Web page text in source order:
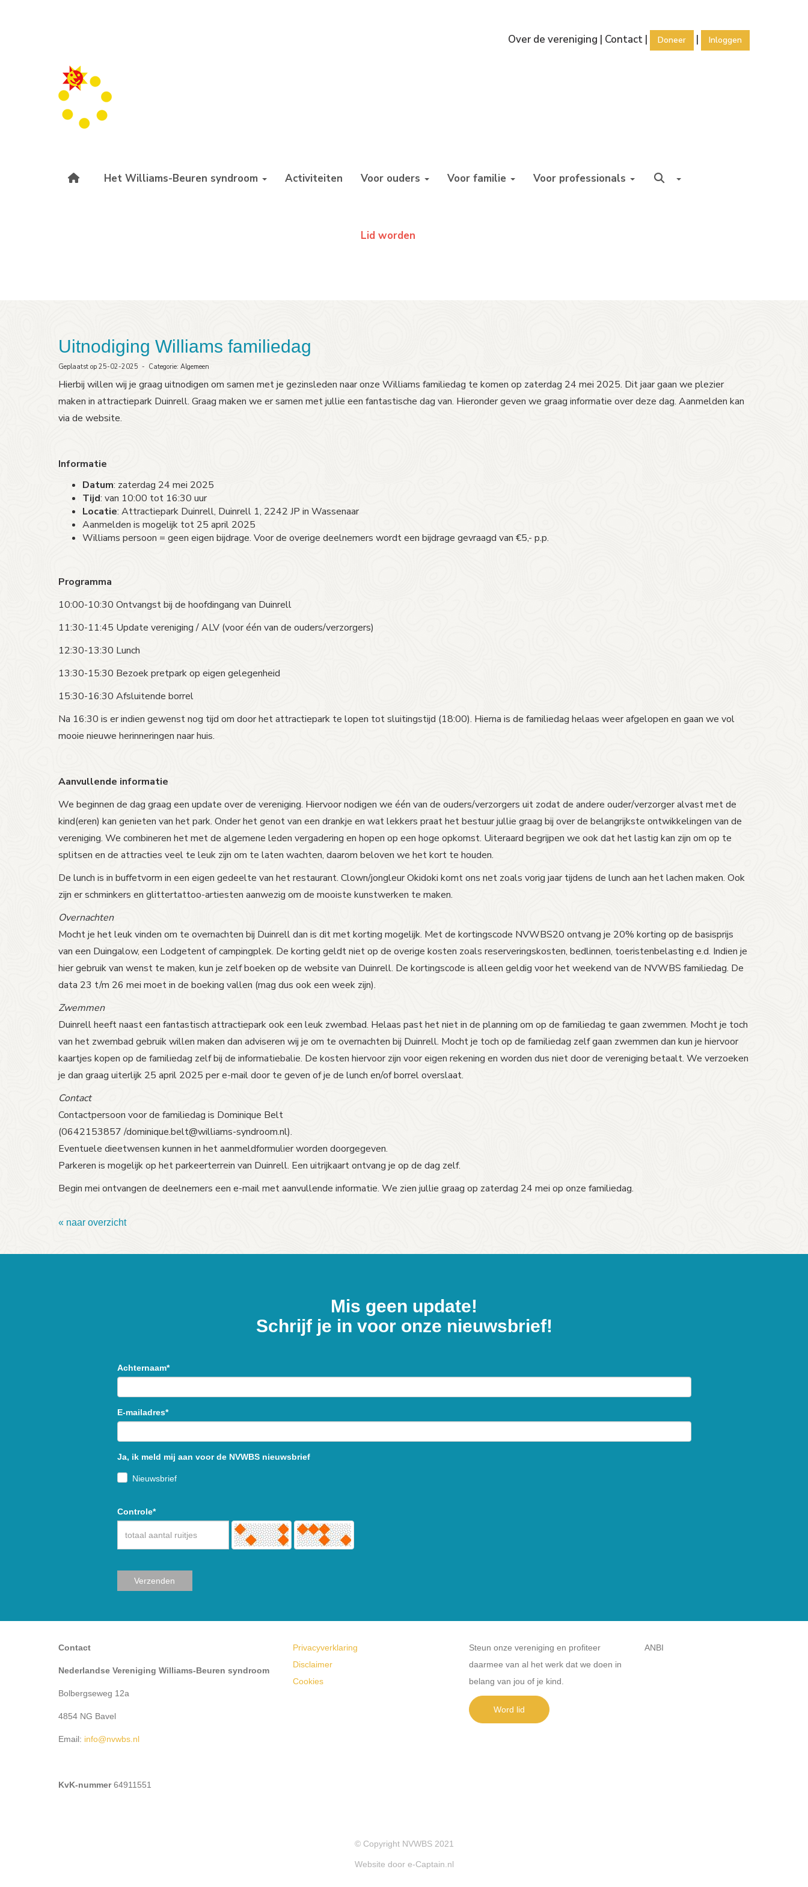
Over de vereniging | Contact | Doneer | Inloggen
Het Williams-Beuren syndroom Activiteiten Voor ouders Voor familie Voor professionals
Lid worden
Uitnodiging Williams familiedag
Geplaatst op 25-02-2025 - Categorie: Algemeen
Hierbij willen wij je graag uitnodigen om samen met je gezinsleden naar onze Williams familiedag te komen op zaterdag 24 mei 2025. Dit jaar gaan we plezier
maken in attractiepark Duinrell. Graag maken we er samen met jullie een fantastische dag van. Hieronder geven we graag informatie over deze dag. Aanmelden kan
via de website.
Informatie
Datum: zaterdag 24 mei 2025
Tijd: van 10:00 tot 16:30 uur
Locatie: Attractiepark Duinrell, Duinrell 1, 2242 JP in Wassenaar
Aanmelden is mogelijk tot 25 april 2025
Williams persoon = geen eigen bijdrage. Voor de overige deelnemers wordt een bijdrage gevraagd van €5,- p.p.
Programma
10:00-10:30 Ontvangst bij de hoofdingang van Duinrell
11:30-11:45 Update vereniging / ALV (voor één van de ouders/verzorgers)
12:30-13:30 Lunch
13:30-15:30 Bezoek pretpark op eigen gelegenheid
15:30-16:30 Afsluitende borrel
Na 16:30 is er indien gewenst nog tijd om door het attractiepark te lopen tot sluitingstijd (18:00). Hierna is de familiedag helaas weer afgelopen en gaan we vol
mooie nieuwe herinneringen naar huis.
Aanvullende informatie
We beginnen de dag graag een update over de vereniging. Hiervoor nodigen we één van de ouders/verzorgers uit zodat de andere ouder/verzorger alvast met de
kind(eren) kan genieten van het park. Onder het genot van een drankje en wat lekkers praat het bestuur jullie graag bij over de belangrijkste ontwikkelingen van de
vereniging. We combineren het met de algemene leden vergadering en hopen op een hoge opkomst. Uiteraard begrijpen we ook dat het lastig kan zijn om op te
splitsen en de attracties veel te leuk zijn om te laten wachten, daarom beloven we het kort te houden.
De lunch is in buffetvorm in een eigen gedeelte van het restaurant. Clown/jongleur Okidoki komt ons net zoals vorig jaar tijdens de lunch aan het lachen maken. Ook
zijn er schminkers en glittertattoo-artiesten aanwezig om de mooiste kunstwerken te maken.
Overnachten
Mocht je het leuk vinden om te overnachten bij Duinrell dan is dit met korting mogelijk. Met de kortingscode NVWBS20 ontvang je 20% korting op de basisprijs
van een Duingalow, een Lodgetent of campingplek. De korting geldt niet op de overige kosten zoals reserveringskosten, bedlinnen, toeristenbelasting e.d. Indien je
hier gebruik van wenst te maken, kun je zelf boeken op de website van Duinrell. De kortingscode is alleen geldig voor het weekend van de NVWBS familiedag. De
data 23 t/m 26 mei moet in de boeking vallen (mag dus ook een week zijn).
Zwemmen
Duinrell heeft naast een fantastisch attractiepark ook een leuk zwembad. Helaas past het niet in de planning om op de familiedag te gaan zwemmen. Mocht je toch
van het zwembad gebruik willen maken dan adviseren wij je om te overnachten bij Duinrell. Mocht je toch op de familiedag zelf gaan zwemmen dan kun je hiervoor
kaartjes kopen op de familiedag zelf bij de informatiebalie. De kosten hiervoor zijn voor eigen rekening en worden dus niet door de vereniging betaalt. We verzoeken
je dan graag uiterlijk 25 april 2025 per e-mail door te geven of je de lunch en/of borrel overslaat.
Contact
Contactpersoon voor de familiedag is Dominique Belt
(0642153857tleb.euqinimod/@williams-syndroom.nl).
Eventuele dieetwensen kunnen in het aanmeldformulier worden doorgegeven.
Parkeren is mogelijk op het parkeerterrein van Duinrell. Een uitrijkaart ontvang je op de dag zelf.
Begin mei ontvangen de deelnemers een e-mail met aanvullende informatie. We zien jullie graag op zaterdag 24 mei op onze familiedag.
« naar overzicht
Mis geen update!
Schrijf je in voor onze nieuwsbrief!
Achternaam*
E-mailadres*
Ja, ik meld mij aan voor de NVWBS nieuwsbrief
Nieuwsbrief
Controle*
Verzenden
Contact
Nederlandse Vereniging Williams-Beuren syndroom
Bolbergseweg 12a
4854 NG Bavel
Email: ofni@nvwbs.nl
KvK-nummer64911551
Privacyverklaring
Disclaimer
Cookies
Steun onze vereniging en profiteer
daarmee van al het werk dat we doen in
belang van jou of je kind.
Word lid
ANBI
© Copyright NVWBS 2021
Website door e-Captain.nl